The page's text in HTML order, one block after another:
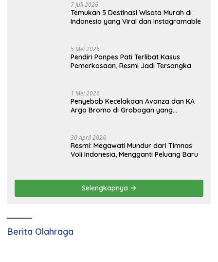
7 Juli 2026
Temukan 5 Destinasi Wisata Murah di
Indonesia yang Viral dan Instagramable
5 Mei 2026
Pendiri Ponpes Pati Terlibat Kasus
Pemerkosaan, Resmi Jadi Tersangka
1 Mei 2026
Penyebab Kecelakaan Avanza dan KA
Argo Bromo di Grobogan yang
30 April 2026
Resmi: Megawati Mundur dari Timnas
Voli Indonesia, Mengganti Peluang Baru
Selengkapnya
Berita Olahraga